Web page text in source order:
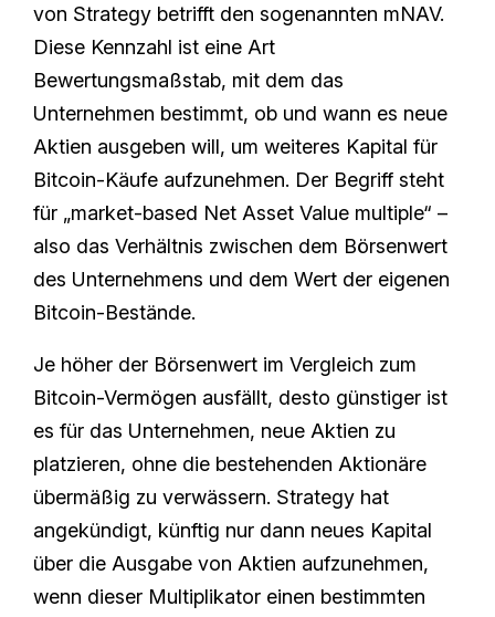
von Strategy betrifft den sogenannten mNAV.
Diese Kennzahl ist eine Art
Bewertungsmaßstab, mit dem das
Unternehmen bestimmt, ob und wann es neue
Aktien ausgeben will, um weiteres Kapital für
Bitcoin-Käufe aufzunehmen. Der Begriff steht
für „market-based Net Asset Value multiple“ –
also das Verhältnis zwischen dem Börsenwert
des Unternehmens und dem Wert der eigenen
Bitcoin-Bestände.
Je höher der Börsenwert im Vergleich zum
Bitcoin-Vermögen ausfällt, desto günstiger ist
es für das Unternehmen, neue Aktien zu
platzieren, ohne die bestehenden Aktionäre
übermäßig zu verwässern. Strategy hat
angekündigt, künftig nur dann neues Kapital
über die Ausgabe von Aktien aufzunehmen,
wenn dieser Multiplikator einen bestimmten